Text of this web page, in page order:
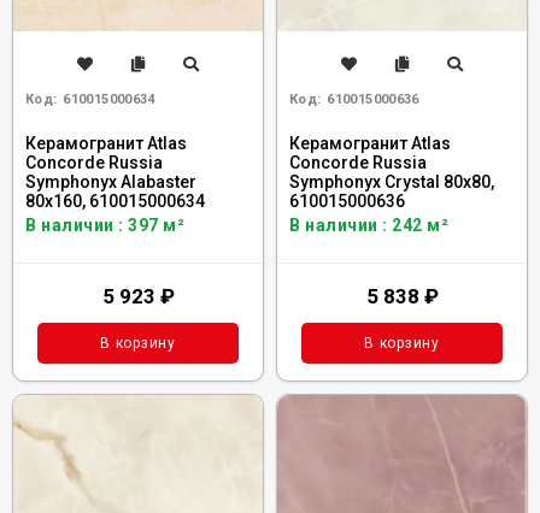
Код: 610015000634
Керамогранит Atlas
Concorde Russia
Symphonyx Alabaster
80x160, 610015000634
В наличии : 397 м²
5 923 ₽
В корзину
Код: 610015000636
Керамогранит Atlas
Concorde Russia
Symphonyx Crystal 80x80,
610015000636
В наличии : 242 м²
5 838 ₽
В корзину